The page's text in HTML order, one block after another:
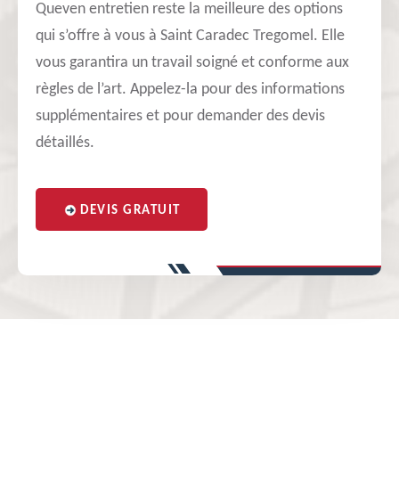
Queven entretien reste la meilleure des options
qui s’offre à vous à Saint Caradec Tregomel. Elle
vous garantira un travail soigné et conforme aux
règles de l’art. Appelez-la pour des informations
supplémentaires et pour demander des devis
détaillés.
DEVIS GRATUIT